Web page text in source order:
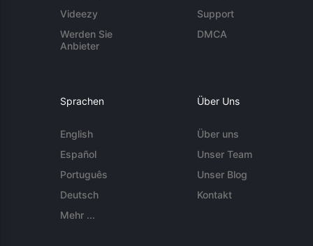
Videezy
Werden Sie
Anbieter
Support
DMCA
Sprachen
English
Español
Português
Deutsch
Mehr ...
Über Uns
Über uns
Unser Team
Unser Blog
Kontakt